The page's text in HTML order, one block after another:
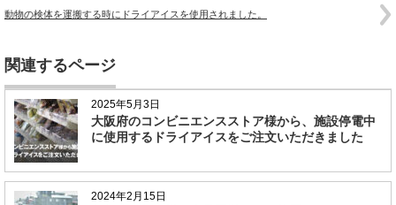
動物の検体を運搬する時にドライアイスを使用されました。
関連するページ
2025年5月3日
大阪府のコンビニエンスストア様から、施設停電中
に使用するドライアイスをご注文いただきました
2024年2月15日